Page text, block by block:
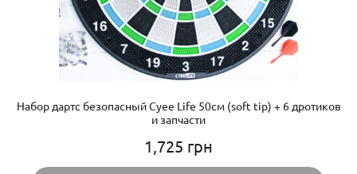
Набор дартс безопасный Cyee Life 50см (soft tip) + 6 дротиков
и запчасти
1,725 грн